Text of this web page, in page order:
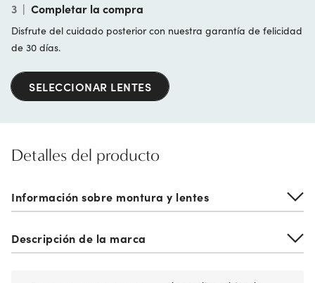
3 | Completar la compra
Disfrute del cuidado posterior con nuestra garantía de felicidad
de 30 días.
SELECCIONAR LENTES
Detalles del producto
Información sobre montura y lentes
Descripción de la marca